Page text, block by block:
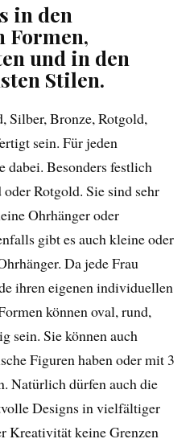
in den
Formen,
und in den
Stilen.
Silber, Bronze, Rotgold,
sein. Für jeden
dabei. Besonders festlich
Rotgold. Sie sind sehr
Ohrhänger oder
gibt es auch kleine oder
Da jede Frau
ihren eigenen individuellen
können oval, rund,
sein. Sie können auch
Figuren haben oder mit 3
Natürlich dürfen auch die
Designs in vielfältiger
Kreativität keine Grenzen